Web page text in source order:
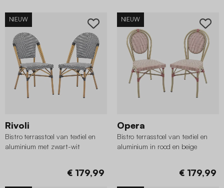
NIEUW
Rivoli
Bistro terrasstoel van textiel en
aluminium met zwart-wit
€ 179,99
NIEUW
Opera
Bistro terrasstoel van textiel en
aluminium in rood en beige
€ 179,99